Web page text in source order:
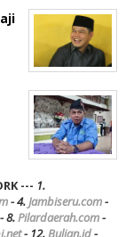
--- 1.
- 4.Jambiseru.com-
- 8.Pilardaerah.com-
- 12. Bulian.id-